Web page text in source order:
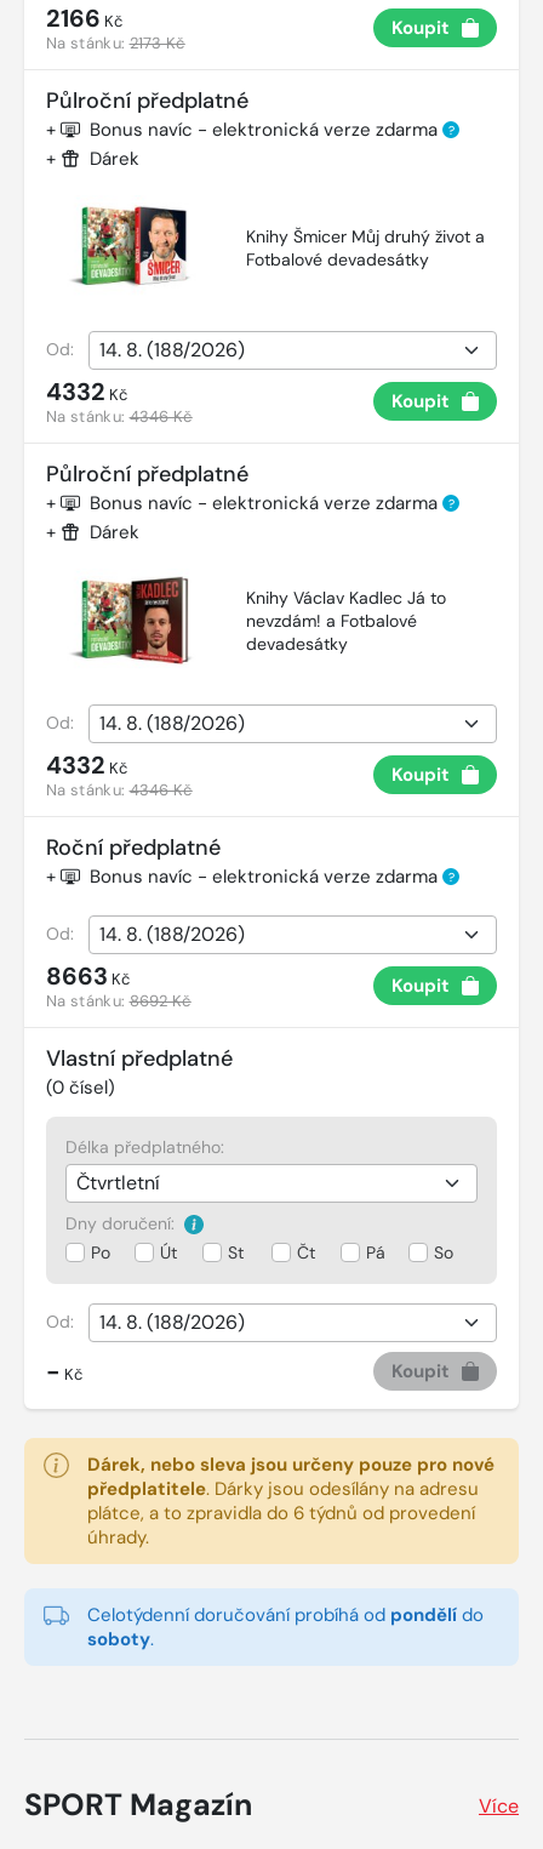
2166 Kč
Na stánku:2173 Kč
Koupit
Půlroční předplatné
+ Bonus navíc - elektronická verze zdarma ?
+ Dárek
Knihy Šmicer Můj druhý život a
Fotbalové devadesátky
Od:
4332 Kč
Na stánku:4346 Kč
Koupit
Půlroční předplatné
+ Bonus navíc - elektronická verze zdarma ?
+ Dárek
Knihy Václav Kadlec Já to
nevzdám! a Fotbalové
devadesátky
Od:
4332 Kč
Na stánku:4346 Kč
Koupit
Roční předplatné
+ Bonus navíc - elektronická verze zdarma ?
Od:
8663 Kč
Na stánku:8692 Kč
Koupit
Vlastní předplatné
(0 čísel)
Délka předplatného:
Dny doručení:
Po
Út St Čt Pá So
Od:
- Kč Koupit
Dárek, nebo sleva jsou určeny pouze pro nové
předplatitele. Dárky jsou odesílány na adresu
plátce, a to zpravidla do 6 týdnů od provedení
úhrady.
Celotýdenní doručování probíhá od pondělí do
soboty.
SPORT Magazín Více